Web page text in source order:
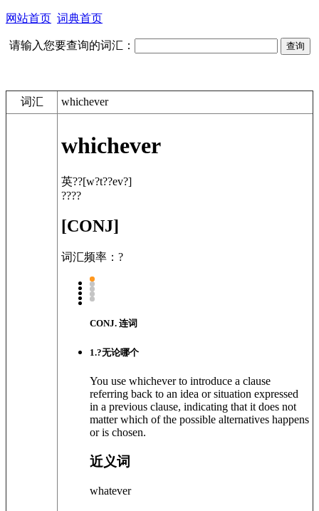
网站首页 词典首页
请输入您要查询的词汇：
词汇 whichever
whichever
英??[w?t??ev?]
????
[CONJ]
词汇频率：?
CONJ. 连词
1.?无论哪个
You use whichever to introduce a clause
referring back to an idea or situation expressed
in a previous clause, indicating that it does not
matter which of the possible alternatives happens
or is chosen.
近义词
whatever